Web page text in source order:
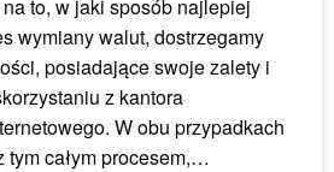
to, w jaki sposób najlepiej
wymiany walut, dostrzegamy
posiadające swoje zalety i
z kantora
W obu przypadkach
tym całym procesem,…